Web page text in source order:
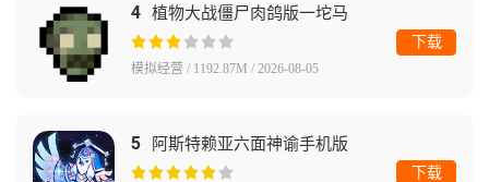
4 植物大战僵尸肉鸽版一坨马
模拟经营 / 1192.87M / 2026-08-05
下载
5 阿斯特赖亚六面神谕手机版
下载